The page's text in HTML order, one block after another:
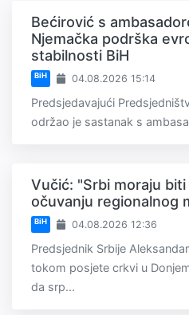
Bećirović s
Njemačka podrška
stabilnosti BiH
BiH 04.08.2026 15:14
Predsjedavajući
održao je sastanak s
Vučić: "Srbi moraju biti
očuvanju regionalnog
BiH 04.08.2026 12:36
Predsjednik Srbije
tokom posjete crkvi u
da srp...